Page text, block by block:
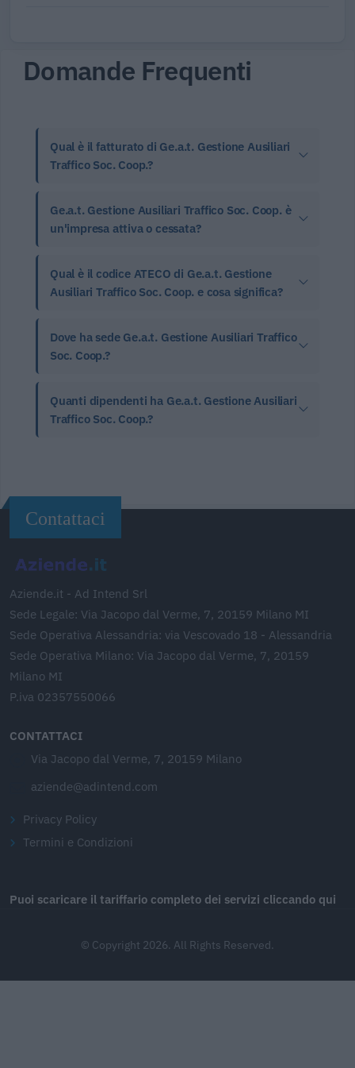
Domande Frequenti
Qual è il fatturato di Ge.a.t. Gestione Ausiliari
Traffico Soc. Coop.?
Ge.a.t. Gestione Ausiliari Traffico Soc. Coop. è
un'impresa attiva o cessata?
Qual è il codice ATECO di Ge.a.t. Gestione
Ausiliari Traffico Soc. Coop. e cosa significa?
Dove ha sede Ge.a.t. Gestione Ausiliari Traffico
Soc. Coop.?
Quanti dipendenti ha Ge.a.t. Gestione Ausiliari
Traffico Soc. Coop.?
Contattaci
Aziende.it - Ad Intend Srl
Sede Legale: Via Jacopo dal Verme, 7, 20159 Milano MI
Sede Operativa Alessandria: via Vescovado 18 - Alessandria
Sede Operativa Milano: Via Jacopo dal Verme, 7, 20159
Milano MI
P.iva 02357550066
CONTATTACI
Via Jacopo dal Verme, 7, 20159 Milano
aziende@adintend.com
Privacy Policy
Termini e Condizioni
Puoi scaricare il tariffario completo dei servizi cliccando qui
© Copyright 2026. All Rights Reserved.